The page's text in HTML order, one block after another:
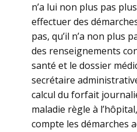
n’a lui non plus pas
effectuer des
pas, qu’il n’a non plus
des renseignements
santé et le dossier
secrétaire
calcul du forfait
maladie règle à
compte les démarches